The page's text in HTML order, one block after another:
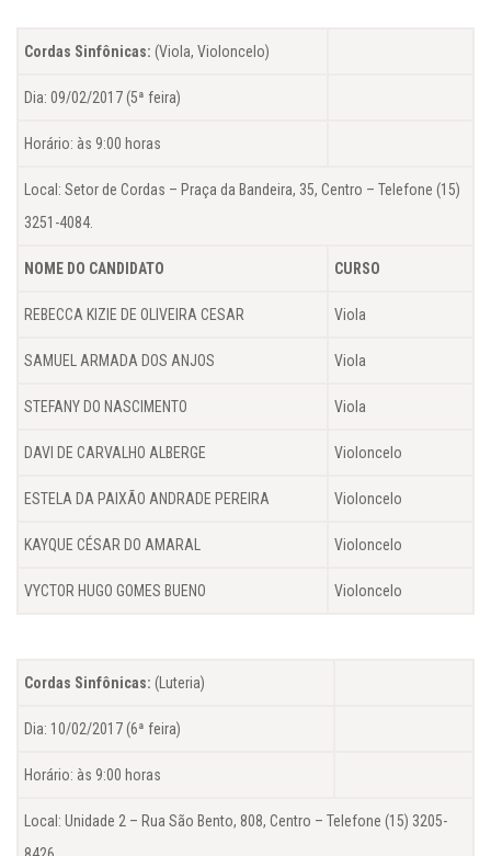
Cordas Sinfônicas: (Viola, Violoncelo)
Dia: 09/02/2017 (5ª feira)
Horário: às 9:00 horas
Local: Setor de Cordas – Praça da Bandeira, 35, Centro – Telefone (15)
3251-4084.
NOME DO CANDIDATO CURSO
REBECCA KIZIE DE OLIVEIRA CESAR Viola
SAMUEL ARMADA DOS ANJOS Viola
STEFANY DO NASCIMENTO Viola
DAVI DE CARVALHO ALBERGE Violoncelo
ESTELA DA PAIXÃO ANDRADE PEREIRA Violoncelo
KAYQUE CÉSAR DO AMARAL Violoncelo
VYCTOR HUGO GOMES BUENO Violoncelo
Cordas Sinfônicas: (Luteria)
Dia: 10/02/2017 (6ª feira)
Horário: às 9:00 horas
Local: Unidade 2 – Rua São Bento, 808, Centro – Telefone (15) 3205-